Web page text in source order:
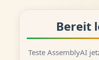
Bereit
Teste AssemblyAI